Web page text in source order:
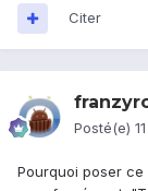
Citer
Posté(e)
Pourquoi poser